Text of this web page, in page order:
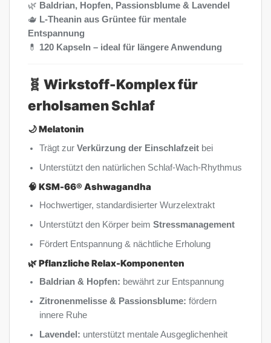
🌿 Baldrian, Hopfen, Passionsblume & Lavendel
🫖 L-Theanin aus Grüntee für mentale
Entspannung
💊 120 Kapseln – ideal für längere Anwendung
🧬 Wirkstoff-Komplex für
erholsamen Schlaf
🌙 Melatonin
Trägt zurVerkürzung der Einschlafzeit bei
Unterstützt den natürlichen Schlaf-Wach-Rhythmus
🧠 KSM-66® Ashwagandha
Hochwertiger, standardisierter Wurzelextrakt
Unterstützt den Körper beimStressmanagement
Fördert Entspannung & nächtliche Erholung
🌿Pflanzliche Relax-Komponenten
Baldrian & Hopfen: bewährt zur Entspannung
Zitronenmelisse & Passionsblume: fördern
innere Ruhe
Lavendel: unterstützt mentale Ausgeglichenheit